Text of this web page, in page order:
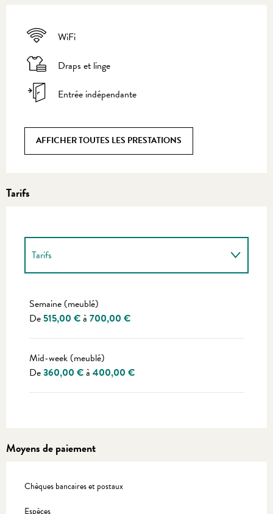
WiFi
Draps et linge
Entrée indépendante
AFFICHER TOUTES LES PRESTATIONS
Tarifs
Tarifs
Semaine (meublé)
De515,00 €à 700,00 €
Mid-week (meublé)
De360,00 €à 400,00 €
Moyens de paiement
Chèques bancaires et postaux
Espèces